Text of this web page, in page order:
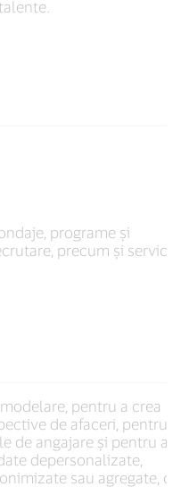
programe și
precum și servicii
pentru a crea
de afaceri, pentru a
de angajare și pentru a
depersonalizate,
sau agregate,